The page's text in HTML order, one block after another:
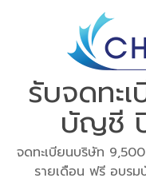
รับจดทะ
บัญชี
จดทะเบียนบริษัท
รายเดือน ฟรี อบร